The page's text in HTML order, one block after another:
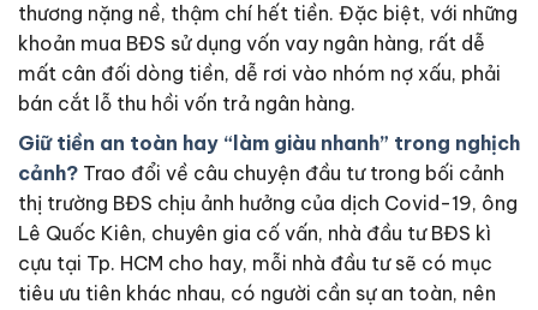
thương nặng nề, thậm chí hết tiền. Đặc biệt, với những
khoản mua BĐS sử dụng vốn vay ngân hàng, rất dễ
mất cân đối dòng tiền, dễ rơi vào nhóm nợ xấu, phải
bán cắt lỗ thu hồi vốn trả ngân hàng.
Giữ tiền an toàn hay “làm giàu nhanh” trong nghịch
cảnh? Trao đổi về câu chuyện đầu tư trong bối cảnh
thị trường BĐS chịu ảnh hưởng của dịch Covid-19, ông
Lê Quốc Kiên, chuyên gia cố vấn, nhà đầu tư BĐS kì
cựu tại Tp. HCM cho hay, mỗi nhà đầu tư sẽ có mục
tiêu ưu tiên khác nhau, có người cần sự an toàn, nên